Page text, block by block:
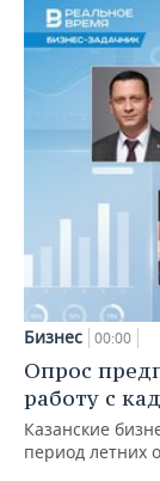
Бизнес 00:00
Опрос
работу с
Казанские
период летних